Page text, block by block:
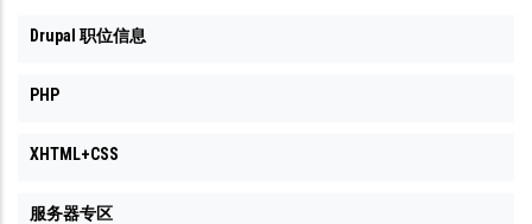
Drupal 职位信息
PHP
XHTML+CSS
服务器专区